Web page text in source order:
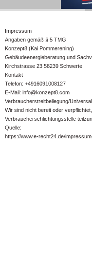
Impressum
Angaben gemäß § 5 TMG
Konzept8 (Kai Pommerening)
Gebäudeenergieberatung und
Kirchstrasse 23 58239 Schwerte
Kontakt
Telefon: +4916091008127
E-Mail: info@konzept8.com
Verbraucherstreitbeilegung/
Wir sind nicht bereit oder
Verbraucherschlichtungsstelle
Quelle:
https://www.e-recht24.de/